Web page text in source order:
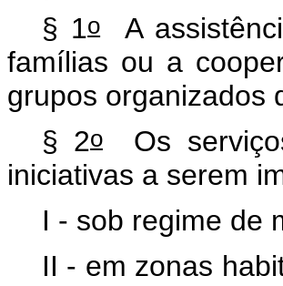
§ 1oA
famílias ou a
grupos organizados
§ 2o
Os
iniciativas a serem
I - sob regime de
II - em zonas